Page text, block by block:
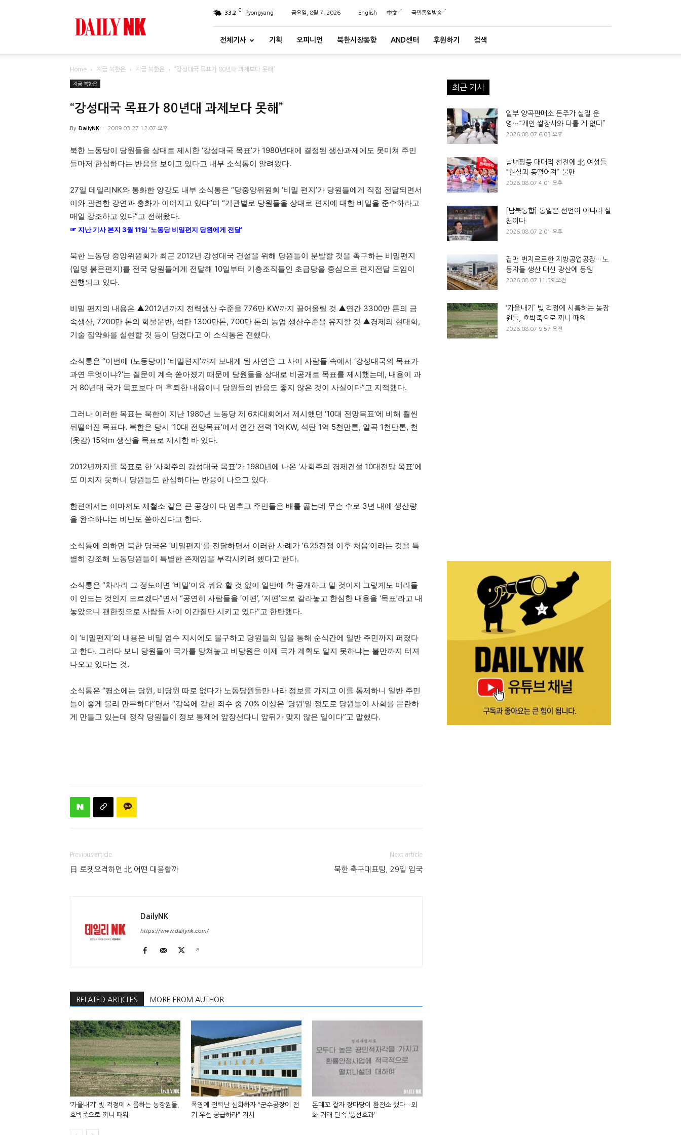
33.2 C Pyongyang 금요일, 8월 7, 2026 English 中文 국민통일방송
전체기사 기획 오피니언 북한시장동향 AND센터 후원하기 검색
Home 지금 북한은 지금 북한은 “강성대국 목표가 80년대 과제보다 못해”
지금 북한은
“강성대국 목표가 80년대 과제보다 못해”
By DailyNK - 2009.03.27 12:07 오후
북한 노동당이 당원들을 상대로 제시한 ‘강성대국 목표’가 1980년대에 결정된 생산과제에도 못미쳐 주민
들마저 한심하다는 반응을 보이고 있다고 내부 소식통이 알려왔다.
27일 데일리NK와 통화한 양강도 내부 소식통은 “당중앙위원회 ‘비밀 편지’가 당원들에게 직접 전달되면서
이와 관련한 강연과 총화가 이어지고 있다”며 “기관별로 당원들을 상대로 편지에 대한 비밀을 준수하라고
매일 강조하고 있다”고 전해왔다.
☞ 지난 기사 본지 3월 11일 ‘노동당 비밀편지 당원에게 전달’
북한 노동당 중앙위원회가 최근 2012년 강성대국 건설을 위해 당원들이 분발할 것을 촉구하는 비밀편지
(일명 붉은편지)를 전국 당원들에게 전달해 10일부터 기층조직들인 초급당을 중심으로 편지전달 모임이
진행되고 있다.
비밀 편지의 내용은 ▲2012년까지 전력생산 수준을 776만 KW까지 끌어올릴 것 ▲연간 3300만 톤의 금
속생산, 7200만 톤의 화물운반, 석탄 1300만톤, 700만 톤의 농업 생산수준을 유지할 것 ▲경제의 현대화,
기술 집약화를 실현할 것 등이 담겼다고 이 소식통은 전했다.
소식통은 “이번에 (노동당이) ‘비밀편지’까지 보내게 된 사연은 그 사이 사람들 속에서 ‘강성대국의 목표가
과연 무엇이냐?’는 질문이 계속 쏟아졌기 때문에 당원들을 상대로 비공개로 목표를 제시했는데, 내용이 과
거 80년대 국가 목표보다 더 후퇴한 내용이니 당원들의 반응도 좋지 않은 것이 사실이다”고 지적했다.
그러나 이러한 목표는 북한이 지난 1980년 노동당 제 6차대회에서 제시했던 ‘10대 전망목표’에 비해 훨씬
뒤떨어진 목표다. 북한은 당시 ‘10대 전망목표’에서 연간 전력 1억KW, 석탄 1억 5천만톤, 알곡 1천만톤, 천
(옷감) 15억m 생산을 목표로 제시한 바 있다.
2012년까지를 목표로 한 ‘사회주의 강성대국 목표’가 1980년에 나온 ‘사회주의 경제건설 10대전망 목표’에
도 미치지 못하니 당원들도 한심하다는 반응이 나오고 있다.
한편에서는 이마저도 제철소 같은 큰 공장이 다 멈추고 주민들은 배를 곯는데 무슨 수로 3년 내에 생산량
을 완수하냐는 비난도 쏟아진다고 한다.
소식통에 의하면 북한 당국은 ‘비밀편지’를 전달하면서 이러한 사례가 ‘6.25전쟁 이후 처음’이라는 것을 특
별히 강조해 노동당원들이 특별한 존재임을 부각시키려 했다고 한다.
소식통은 “차라리 그 정도이면 ‘비밀’이요 뭐요 할 것 없이 일반에 확 공개하고 말 것이지 그렇게도 머리들
이 안도는 것인지 모르겠다”면서 “공연히 사람들을 ‘이편’, ‘저편’으로 갈라놓고 한심한 내용을 ‘목표’라고 내
놓았으니 괜한짓으로 사람들 사이 이간질만 시키고 있다”고 한탄했다.
이 ‘비밀편지’의 내용은 비밀 엄수 지시에도 불구하고 당원들의 입을 통해 순식간에 일반 주민까지 퍼졌다
고 한다. 그러다 보니 당원들이 국가를 망쳐놓고 비당원은 이제 국가 계획도 알지 못하냐는 불만까지 터져
나오고 있다는 것.
소식통은 “평소에는 당원, 비당원 따로 없다가 노동당원들만 나라 정보를 가지고 이를 통제하니 일반 주민
들이 좋게 볼리 만무하다”면서 “감옥에 갇힌 죄수 중 70% 이상은 ‘당원’일 정도로 당원들이 사회를 문란하
게 만들고 있는데 정작 당원들이 정보 통제에 앞장선다니 앞뒤가 맞지 않은 일이다”고 말했다.
Previous article
日 로켓요격하면 北 어떤 대응할까
Next article
북한 축구대표팀, 29일 입국
DailyNK
https://www.dailynk.com/
RELATED ARTICLES MORE FROM AUTHOR
‘가을내기’ 빚 걱정에 시름하는 농장원들,
호박죽으로 끼니 때워
폭염에 전력난 심화하자 “군수공장에 전
기 우선 공급하라” 지시
돈데꼬 잡자 장마당이 환전소 됐다…외
화 거래 단속 ‘풍선효과’
최근 기사
일부 양곡판매소 돈주가 실질 운
영…“개인 쌀장사와 다를 게 없다”
2026.08.07 6:03 오후
남녀평등 대대적 선전에 北 여성들
“현실과 동떨어져” 불만
2026.08.07 4:01 오후
[남북통합] 통일은 선언이 아니라 실
천이다
2026.08.07 2:01 오후
겉만 번지르르한 지방공업공장…노
동자들 생산 대신 광산에 동원
2026.08.07 11:59 오전
‘가을내기’ 빚 걱정에 시름하는 농장
원들, 호박죽으로 끼니 때워
2026.08.07 9:57 오전